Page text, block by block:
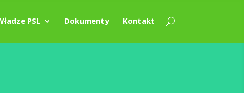
PSL Dokumenty Kontakt